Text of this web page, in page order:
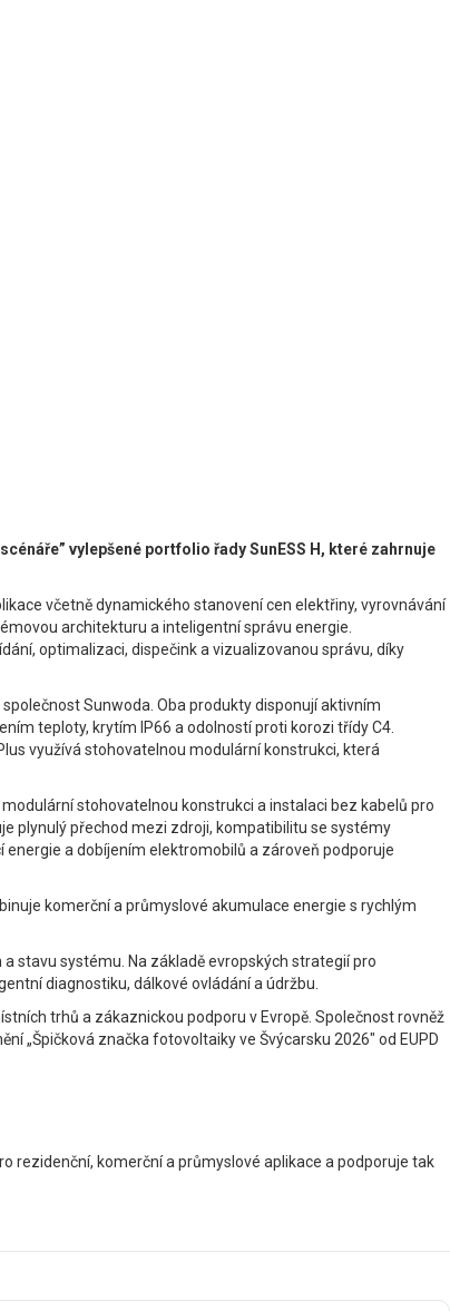
vylepšené portfolio řady SunESS H, které zahrnuje
včetně dynamického stanovení cen elektřiny, vyrovnávání
architekturu a inteligentní správu energie.
optimalizaci, dispečink a vizualizovanou správu, díky
Sunwoda. Oba produkty disponují aktivním
teploty, krytím IP66 a odolností proti korozi třídy C4.
využívá stohovatelnou modulární konstrukci, která
stohovatelnou konstrukci a instalaci bez kabelů pro
plynulý přechod mezi zdroji, kompatibilitu se systémy
energie a dobíjením elektromobilů a zároveň podporuje
komerční a průmyslové akumulace energie s rychlým
stavu systému. Na základě evropských strategií pro
diagnostiku, dálkové ovládání a údržbu.
trhů a zákaznickou podporu v Evropě. Společnost rovněž
„Špičková značka fotovoltaiky ve Švýcarsku 2026″ od EUPD
rezidenční, komerční a průmyslové aplikace a podporuje tak